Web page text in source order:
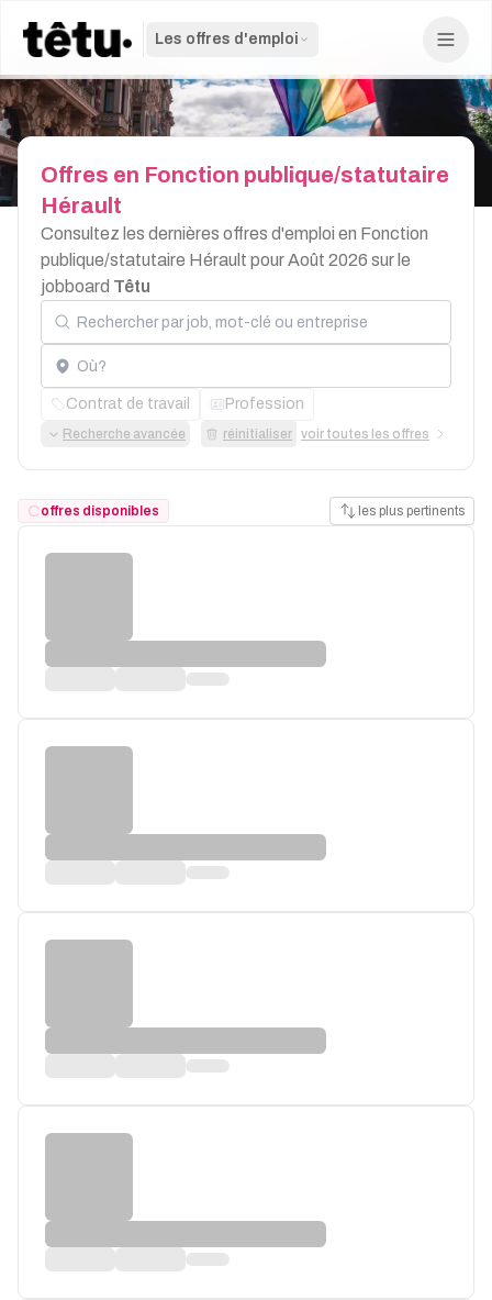
Les offres d'emploi
Offres en Fonction publique/statutaire
Hérault
Consultez les dernières offres d'emploi en Fonction
publique/statutaire Hérault pour Août 2026 sur le
jobboard Têtu
Rechercher par job, mot-clé ou entreprise
Localisation
Contrat de travail Profession
Recherche avancée réinitialiser voir toutes les offres
offres disponibles les plus pertinents